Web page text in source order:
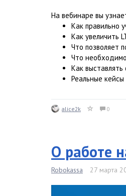
На вебинаре вы
Как правильно
Как увеличить
Что позволяет
Что
Как выставлять
Реальные
alice2k 0
О работе
Robokassa 27 марта